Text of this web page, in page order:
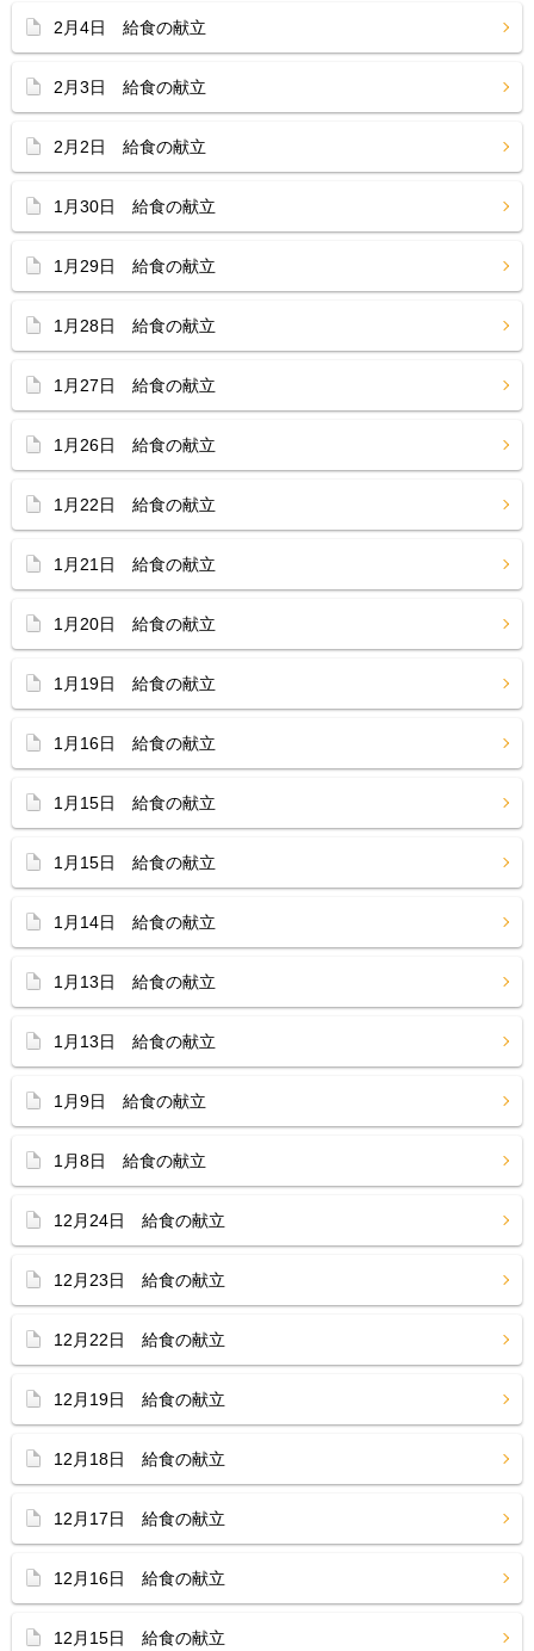
2月4日 給食の献立
2月3日 給食の献立
2月2日 給食の献立
1月30日 給食の献立
1月29日 給食の献立
1月28日 給食の献立
1月27日 給食の献立
1月26日 給食の献立
1月22日 給食の献立
1月21日 給食の献立
1月20日 給食の献立
1月19日 給食の献立
1月16日 給食の献立
1月15日 給食の献立
1月15日 給食の献立
1月14日 給食の献立
1月13日 給食の献立
1月13日 給食の献立
1月9日 給食の献立
1月8日 給食の献立
12月24日 給食の献立
12月23日 給食の献立
12月22日 給食の献立
12月19日 給食の献立
12月18日 給食の献立
12月17日 給食の献立
12月16日 給食の献立
12月15日 給食の献立